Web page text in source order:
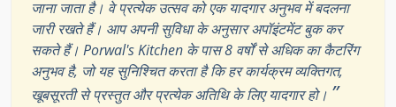
जाना जाता है। वे प्रत्येक उत्सव को एक यादगार अनुभव में बदलना
जारी रखते हैं। आप अपनी सुविधा के अनुसार अपॉइंटमेंट बुक कर
सकते हैं। Porwal's Kitchen के पास 8 वर्षों से अधिक का कैटरिंग
अनुभव है, जो यह सुनिश्चित करता है कि हर कार्यक्रम व्यक्तिगत,
खूबसूरती से प्रस्तुत और प्रत्येक अतिथि के लिए यादगार हो। ”